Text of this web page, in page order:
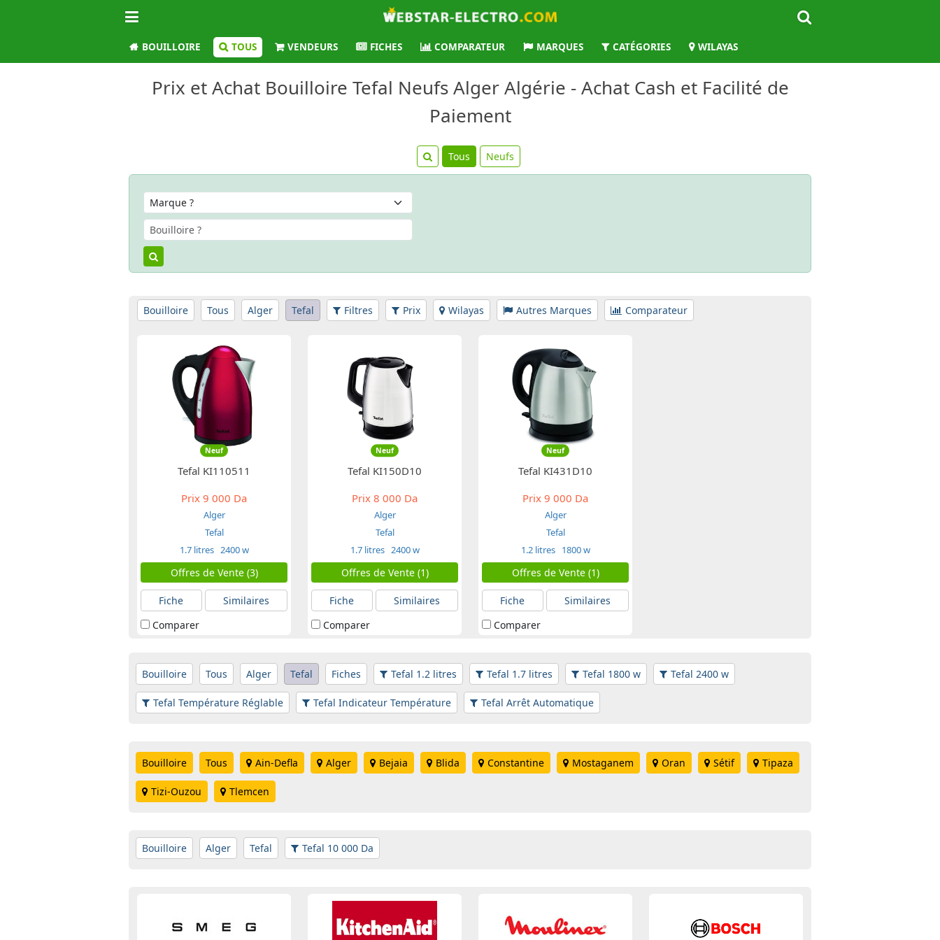
BOUILLOIRE TOUS VENDEURS FICHES COMPARATEUR MARQUES CATÉGORIES WILAYAS
Prix et Achat Bouilloire Tefal Neufs Alger Algérie - Achat Cash et Facilité de
Paiement
Tous Neufs
Bouilloire Tous Alger Tefal Filtres Prix Wilayas Autres Marques Comparateur
Neuf
Tefal KI110511
Prix 9 000 Da
Alger
Tefal
1.7 litres 2400 w
Offres de Vente (3)
Fiche
Similaires
Comparer
Neuf
Tefal KI150D10
Prix 8 000 Da
Alger
Tefal
1.7 litres 2400 w
Offres de Vente (1)
Fiche
Similaires
Comparer
Neuf
Tefal KI431D10
Prix 9 000 Da
Alger
Tefal
1.2 litres 1800 w
Offres de Vente (1)
Fiche
Similaires
Comparer
Bouilloire Tous Alger Tefal Fiches Tefal 1.2 litres Tefal 1.7 litres Tefal 1800 w Tefal 2400 w
Tefal Température Réglable Tefal Indicateur Température Tefal Arrêt Automatique
Bouilloire Tous Ain-Defla Alger Bejaia Blida Constantine Mostaganem Oran Sétif Tipaza
Tizi-Ouzou Tlemcen
Bouilloire Alger Tefal Tefal 10 000 Da